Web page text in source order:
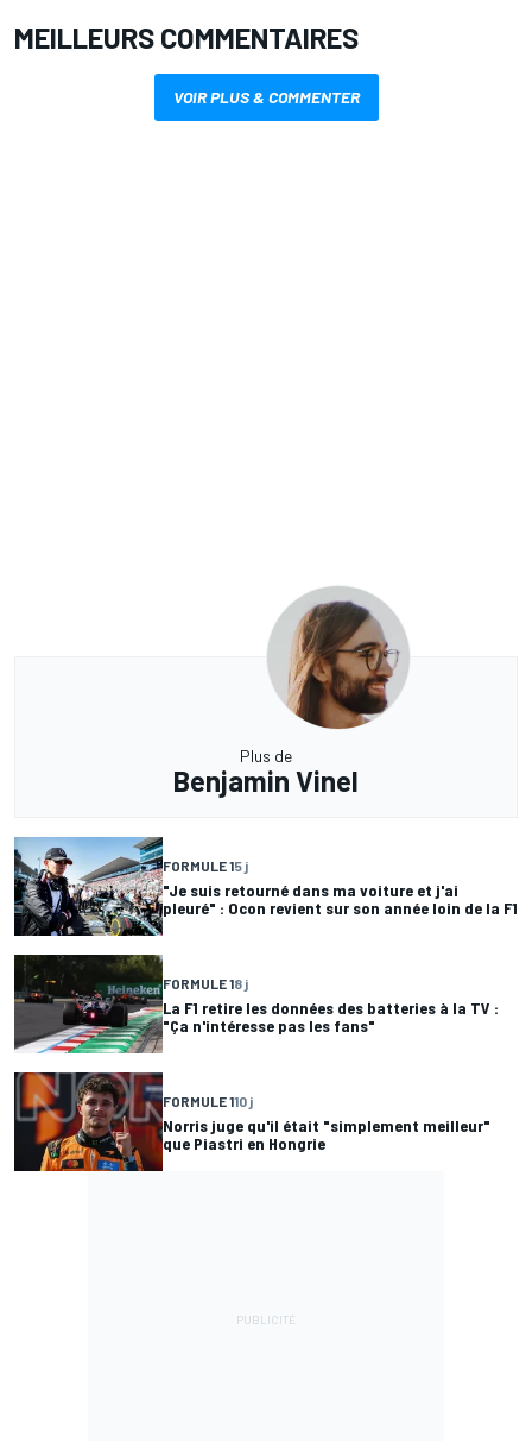
MEILLEURS COMMENTAIRES
VOIR PLUS & COMMENTER
Plus de
Benjamin Vinel
FORMULE 15 j
"Je suis retourné dans ma voiture et j'ai
pleuré" : Ocon revient sur son année loin de la F1
FORMULE 18 j
La F1 retire les données des batteries à la TV :
"Ça n'intéresse pas les fans"
FORMULE 110 j
Norris juge qu'il était "simplement meilleur"
que Piastri en Hongrie